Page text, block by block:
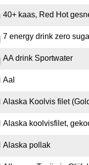
40+ kaas, Red Hot
7 energy drink zero
AA drink Sportwater
Aal
Alaska Koolvis filet
Alaska koolvisfilet,
Alaska pollak